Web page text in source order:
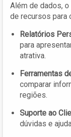
Além de dados,
de recursos para
Relatórios
para
atrativa.
Ferramentas
comparar
regiões.
Suporte ao
dúvidas e